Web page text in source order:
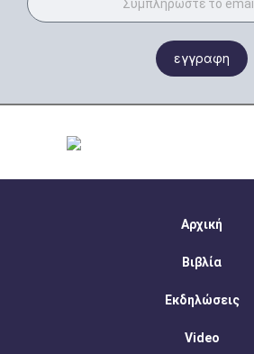
εγγραφη
Αρχική
Βιβλία
Εκδηλώσεις
Video